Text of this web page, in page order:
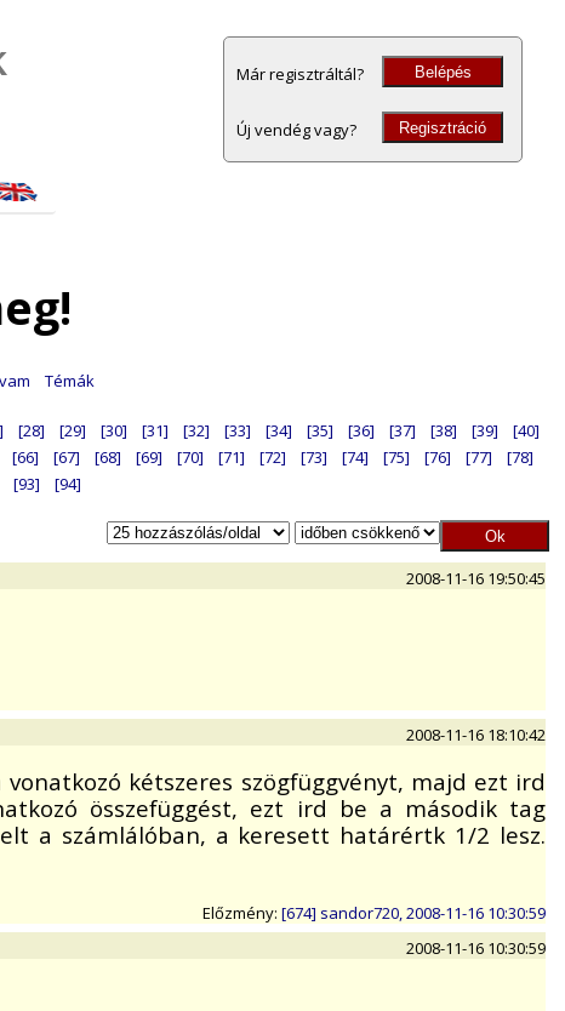
Már regisztráltál? Belépés
Új vendég vagy? Regisztráció
Témák
[28] [29] [30] [31] [32] [33] [34] [35] [36] [37] [38] [39]
[40]
[66] [67] [68] [69] [70] [71] [72] [73] [74] [75] [76] [77]
[78]
[93] [94]
2008-11-16 19:50:45
2008-11-16 18:10:42
kétszeres szögfüggvényt, majd ezt ird
összefüggést, ezt ird be a második tag
a számlálóban, a keresett határértk 1/2 lesz.
Előzmény: [674] sandor720, 2008-11-16 10:30:59
2008-11-16 10:30:59